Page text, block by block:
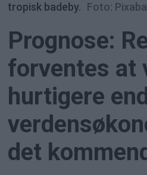
tropisk badeby. Foto:
Prognose:
forventes at
hurtigere
det